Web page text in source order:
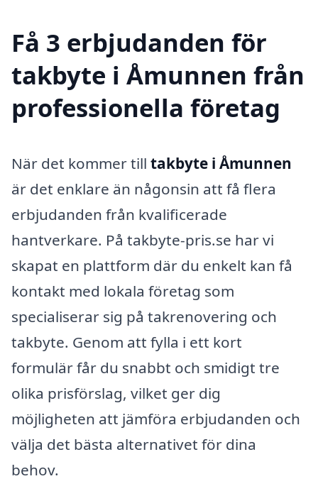
Få 3 erbjudanden för
takbyte i Åmunnen från
professionella företag
När det kommer till takbyte i Åmunnen
är det enklare än någonsin att få flera
erbjudanden från kvalificerade
hantverkare. På takbyte-pris.se har vi
skapat en plattform där du enkelt kan få
kontakt med lokala företag som
specialiserar sig på takrenovering och
takbyte. Genom att fylla i ett kort
formulär får du snabbt och smidigt tre
olika prisförslag, vilket ger dig
möjligheten att jämföra erbjudanden och
välja det bästa alternativet för dina
behov.